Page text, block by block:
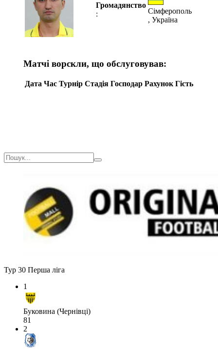
Громадянство
:
Сімферополь
, Україна
Матчі ворскли, що обслуговував:
Дата Час Турнір Стадія Господар Рахунок Гість
Тур 30 Перша ліга
1
Буковина (Чернівці)
81
2